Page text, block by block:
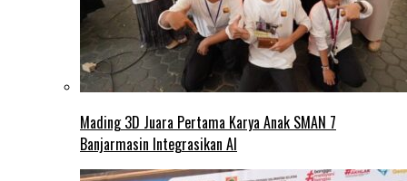
Mading 3D Juara Pertama Karya Anak SMAN 7
Banjarmasin Integrasikan AI